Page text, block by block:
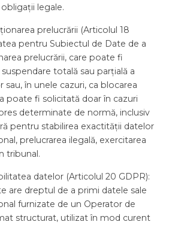
legale.
prelucrării (Articolul 18
pentru Subiectul de Date de a
prelucrării, care poate fi
totală sau parțială a
sau, în unele cazuri, ca blocarea
poate fi solicitată doar în cazuri
determinate de normă, inclusiv
pentru stabilirea exactității datelor
prelucrarea ilegală, exercitarea
tribunal.
datelor (Articolul 20 GDPR):
are dreptul de a primi datele sale
furnizate de un Operator de
structurat, utilizat în mod curent